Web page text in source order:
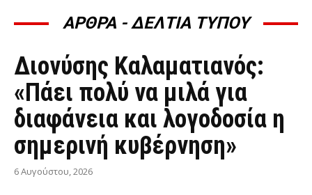
ΑΡΘΡΑ - ΔΕΛΤΙΑ ΤΥΠΟΥ
ΆΡΘΡΑ - ΔΕΛΤΊΑ ΤΎΠΟΥ
Διονύσης Καλαματιανός:
«Πάει πολύ να μιλά για
διαφάνεια και λογοδοσία η
σημερινή κυβέρνηση»
6 Αυγούστου, 2026